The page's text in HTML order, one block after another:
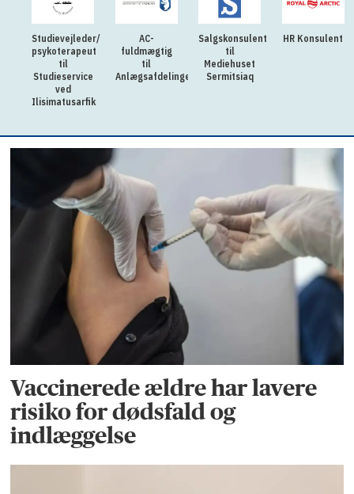
AC-
fuldmægtig
til
Anlægsafdelingen
Salgskonsulent
til
Mediehuset
Sermitsiaq
HR Konsulent
Fleksibel og
Vaccinerede ældre har lavere
risiko for dødsfald og
indlæggelse